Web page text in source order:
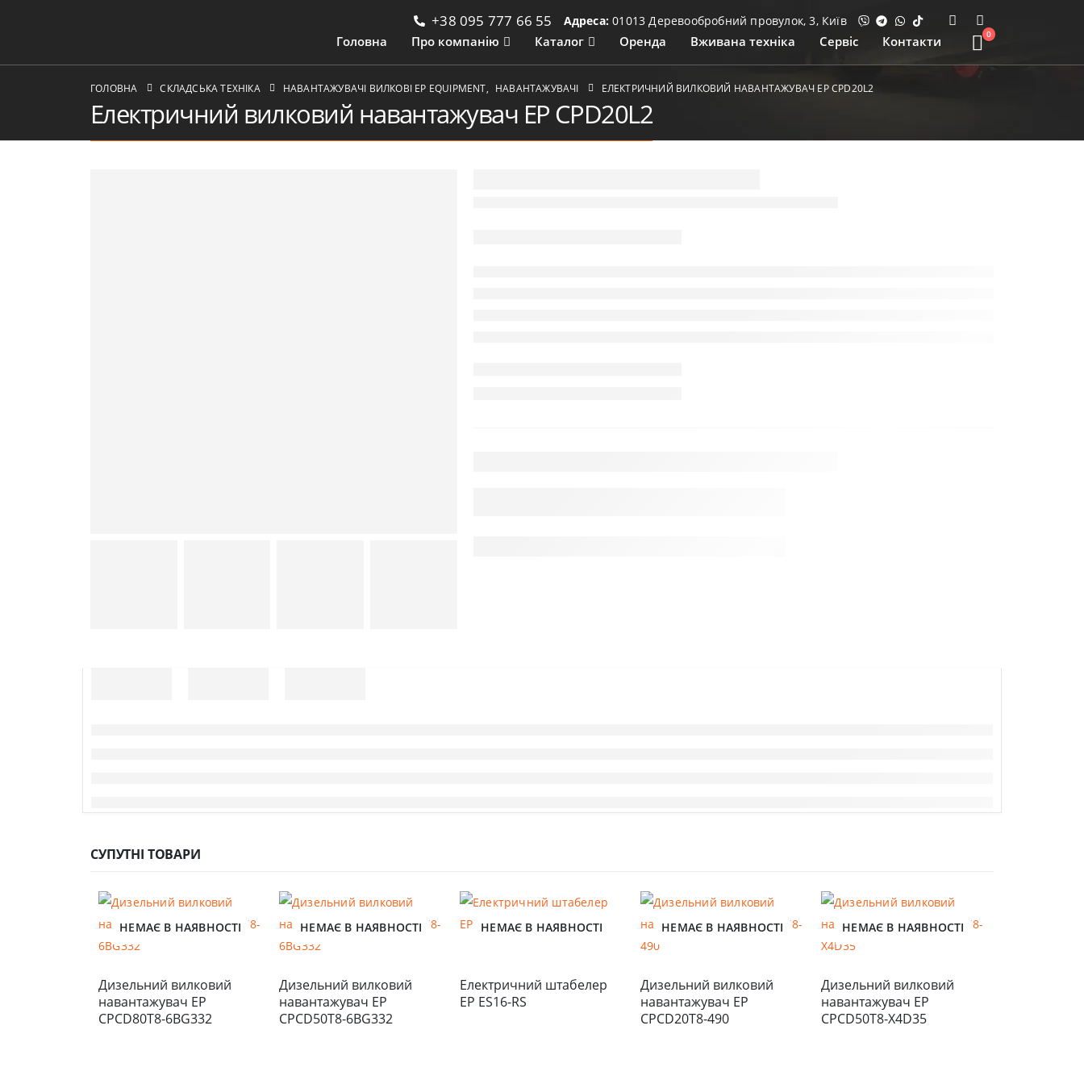
+38 095 777 66 55 Адреса: 01013 Деревообробний провулок, 3, Київ
Головна Про компанію Каталог Оренда Вживана техніка Сервіс Контакти 0
ГОЛОВНА СКЛАДСЬКА ТЕХНІКА НАВАНТАЖУВАЧІ ВИЛКОВІ ЕР EQUIPMENT, НАВАНТАЖУВАЧІ ЕЛЕКТРИЧНИЙ ВИЛКОВИЙ НАВАНТАЖУВАЧ EP CPD20L2
Електричний вилковий навантажувач EP CPD20L2
СУПУТНІ ТОВАРИ
НЕМАЄ В НАЯВНОСТІ
Дизельний вилковий
навантажувач EP
CPCD80T8-6BG332
НЕМАЄ В НАЯВНОСТІ
Дизельний вилковий
навантажувач EP
CPCD50T8-6BG332
НЕМАЄ В НАЯВНОСТІ
Електричний штабелер
EP ES16-RS
НЕМАЄ В НАЯВНОСТІ
Дизельний вилковий
навантажувач EP
CPCD20T8-490
НЕМАЄ В НАЯВНОСТІ
Дизельний вилковий
навантажувач EP
CPCD50T8-X4D35